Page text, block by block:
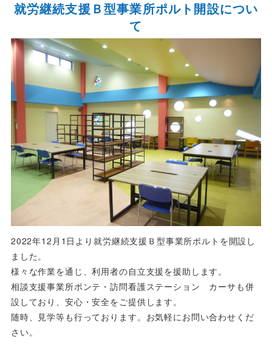
就労継続支援Ｂ型事業所ポルト開設につい
て
2022年12月1日より就労継続支援Ｂ型事業所ポルトを開設し
ました。
様々な作業を通じ、利用者の自立支援を援助します。
相談支援事業所ポンテ・訪問看護ステーション カーサも併
設しており、安心・安全をご提供します。
随時、見学等も行っております。お気軽にお問い合わせくだ
さい。